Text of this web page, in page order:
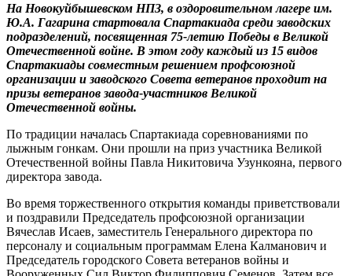
На Новокуйбышевском НПЗ, в оздоровительном лагере им.
Ю.А. Гагарина стартовала Спартакиада среди заводских
подразделений, посвященная 75-летию Победы в Великой
Отечественной войне. В этом году каждый из 15 видов
Спартакиады совместным решением профсоюзной
организации и заводского Совета ветеранов проходит на
призы ветеранов завода-участников Великой
Отечественной войны.
По традиции началась Спартакиада соревнованиями по
лыжным гонкам. Они прошли на приз участника Великой
Отечественной войны Павла Никитовича Узункояна, первого
директора завода.
Во время торжественного открытия команды приветствовали
и поздравили Председатель профсоюзной организации
Вячеслав Исаев, заместитель Генерального директора по
персоналу и социальным программам Елена Калманович и
Председатель городского Совета ветеранов войны и